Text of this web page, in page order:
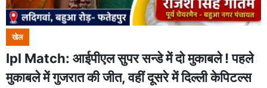
खेल
Ipl Match: आईपीएल सुपर सन्डे में दो मुकाबले ! पहले
मुकाबले में गुजरात की जीत, वहीं दूसरे में दिल्ली केपिटल्स